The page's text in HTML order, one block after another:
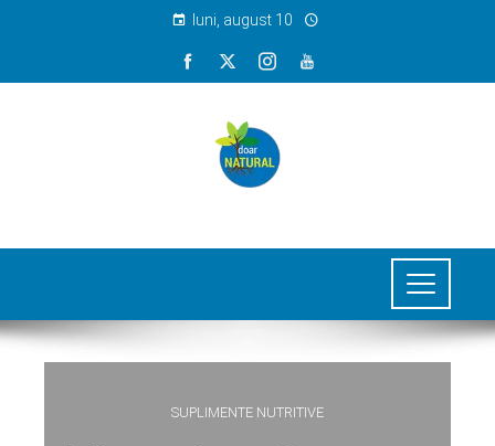
luni, august 10
SUPLIMENTE NUTRITIVE